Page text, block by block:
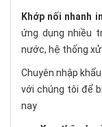
Khớp nối nhanh
ứng dụng nhiều
nước, hệ thống xử
Chuyên nhập
với chúng tôi để
nay